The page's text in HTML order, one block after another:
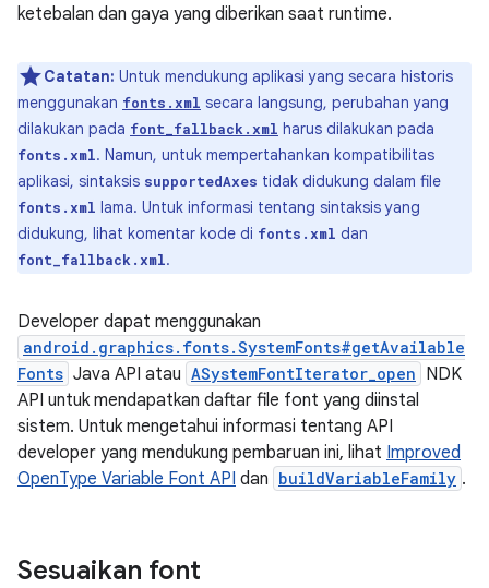
ketebalan dan gaya yang diberikan saat runtime.
Catatan: Untuk mendukung aplikasi yang secara historis
menggunakan fonts.xml secara langsung, perubahan yang
dilakukan pada font_fallback.xml harus dilakukan pada
fonts.xml. Namun, untuk mempertahankan kompatibilitas
aplikasi, sintaksis supportedAxes tidak didukung dalam file
fonts.xml lama. Untuk informasi tentang sintaksis yang
didukung, lihat komentar kode di fonts.xml dan
font_fallback.xml.
Developer dapat menggunakan
android.graphics.fonts.SystemFonts#getAvailable
Fonts Java API atau ASystemFontIterator_open NDK
API untuk mendapatkan daftar file font yang diinstal
sistem. Untuk mengetahui informasi tentang API
developer yang mendukung pembaruan ini, lihat Improved
OpenType Variable Font API dan buildVariableFamily .
Sesuaikan font